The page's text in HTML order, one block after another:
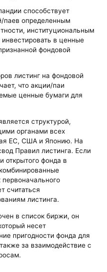
способствует
паев определенным
институциональным
в ценные
фондовой
листинг на фондовой
что акции/паи
ценные бумаги для
структурой,
органами всех
ЕС, США и Японию. На
Правил листинга. Если
открытого фонда в
считаться
листинга.
в список биржи, он
несет
пригодности фонда для
за взаимодействие с